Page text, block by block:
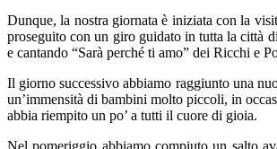
Dunque, la nostra giornata è iniziata con la
proseguito con un giro guidato in tutta la città
e cantando “Sarà perché ti amo” dei Ricchi e
Il giorno successivo abbiamo raggiunto una
un’immensità di bambini molto piccoli, in
abbia riempito un po’ a tutti il cuore di gioia.